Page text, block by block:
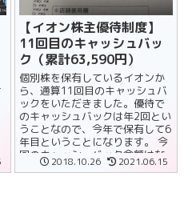
【イオン株主優待制度】
11回目のキャッシュバッ
ク（累計63,590円）
個別株を保有しているイオンか
ら、通算11回目のキャッシュバ
ックをいただきました。優待で
のキャッシュバックは年2回とい
うことなので、今年で保有して6
年目ということになります。 今
回のキャッシュバック金額はな
んともキリがいい、ジャスト
2018.10.26 2021.06.15